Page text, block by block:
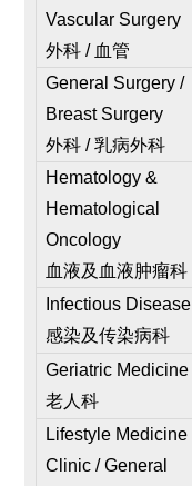
Vascular Surgery
外科 / 血管
General Surgery /
Breast Surgery
外科 / 乳病外科
Hematology &
Hematological
Oncology
血液及血液肿瘤科
Infectious Disease
感染及传染病科
Geriatric Medicine
老人科
Lifestyle Medicine
Clinic / General